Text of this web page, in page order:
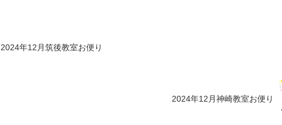
2024年12月筑後教室お便り
2024年12月神崎教室お便り